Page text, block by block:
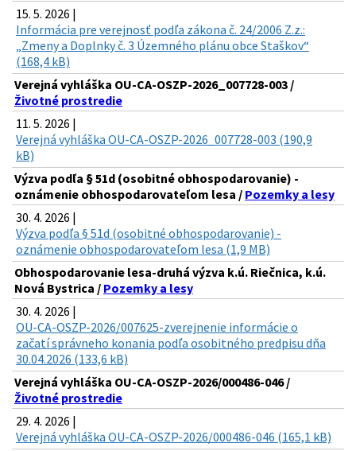
15. 5. 2026 |
Informácia pre verejnosť podľa zákona č. 24/2006 Z.z.:
„Zmeny a Doplnky č. 3 Územného plánu obce Staškov“
(168,4 kB)
Verejná vyhláška OU-CA-OSZP-2026_007728-003 /
Životné prostredie
11. 5. 2026 |
Verejná vyhláška OU-CA-OSZP-2026_007728-003 (190,9
kB)
Výzva podľa § 51d (osobitné obhospodarovanie) -
oznámenie obhospodarovateľom lesa / Pozemky a lesy
30. 4. 2026 |
Výzva podľa § 51d (osobitné obhospodarovanie) -
oznámenie obhospodarovateľom lesa (1,9 MB)
Obhospodarovanie lesa-druhá výzva k.ú. Riečnica, k.ú.
Nová Bystrica / Pozemky a lesy
30. 4. 2026 |
OU-CA-OSZP-2026/007625-zverejnenie informácie o
začatí správneho konania podľa osobitného predpisu dňa
30.04.2026 (133,6 kB)
Verejná vyhláška OU-CA-OSZP-2026/000486-046 /
Životné prostredie
29. 4. 2026 |
Verejná vyhláška OU-CA-OSZP-2026/000486-046 (165,1 kB)